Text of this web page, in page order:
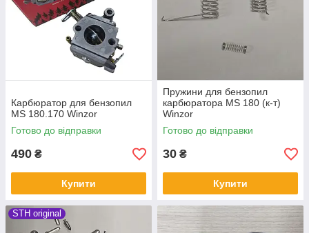
Карбюратор для бензопил
MS 180.170 Winzor
Готово до відправки
490 ₴
Купити
Пружини для бензопил
карбюратора MS 180 (к-т)
Winzor
Готово до відправки
30 ₴
Купити
STH original